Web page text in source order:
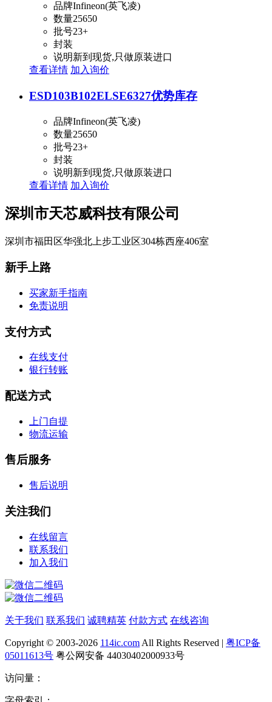
品牌Infineon(英飞凌)
数量25650
批号23+
封装
说明新到现货,只做原装进口
查看详情 加入询价
ESD103B102ELSE6327优势库存
品牌Infineon(英飞凌)
数量25650
批号23+
封装
说明新到现货,只做原装进口
查看详情 加入询价
深圳市天芯威科技有限公司
深圳市福田区华强北上步工业区304栋西座406室
新手上路
买家新手指南
免责说明
支付方式
在线支付
银行转账
配送方式
上门自提
物流运输
售后服务
售后说明
关注我们
在线留言
联系我们
加入我们
关于我们 联系我们 诚聘精英 付款方式 在线咨询
Copyright © 2003-2026 114ic.com All Rights Reserved | 粤ICP备
05011613号 粤公网安备 44030402000933号
访问量：